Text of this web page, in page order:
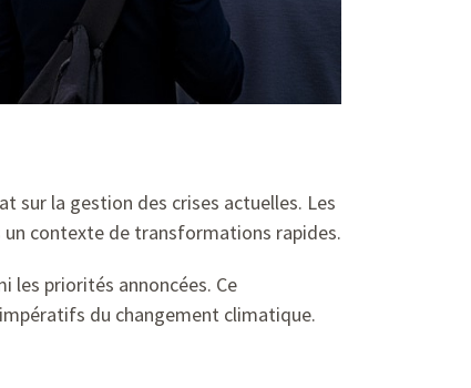
sur la gestion des crises actuelles. Les
contexte de transformations rapides.
les priorités annoncées. Ce
du changement climatique.